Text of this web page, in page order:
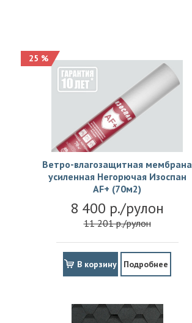
25 %
Ветро-влагозащитная мембрана
усиленная Негорючая Изоспан
АF+ (70м2)
8 400 р./рулон
11 201 р./рулон
В корзину Подробнее